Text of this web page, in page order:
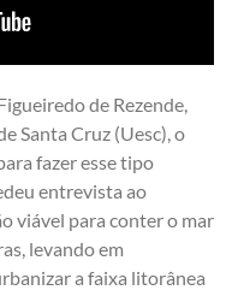
de Rezende,
Santa Cruz (Uesc), o
fazer esse tipo
entrevista ao
viável para conter o mar
levando em
a faixa litorânea